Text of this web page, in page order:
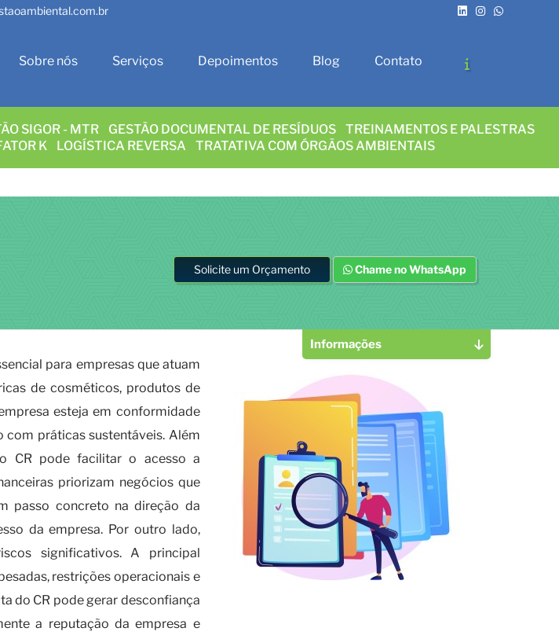
Sobre nós Serviços Depoimentos Blog Contato
SIGOR - MTR GESTÃO DOCUMENTAL DE RESÍDUOS
TREINAMENTOS E PALESTRAS
K LOGÍSTICA REVERSA TRATATIVA COM ÓRGÃOS AMBIENTAIS
Solicite um Orçamento Chame no WhatsApp
para empresas que atuam
de cosméticos, produtos de
esteja em conformidade
práticas sustentáveis. Além
CR pode facilitar o acesso a
priorizam negócios que
passo concreto na direção da
da empresa. Por outro lado,
significativos. A principal
restrições operacionais e
do CR pode gerar desconfiança
a reputação da empresa e
Informações